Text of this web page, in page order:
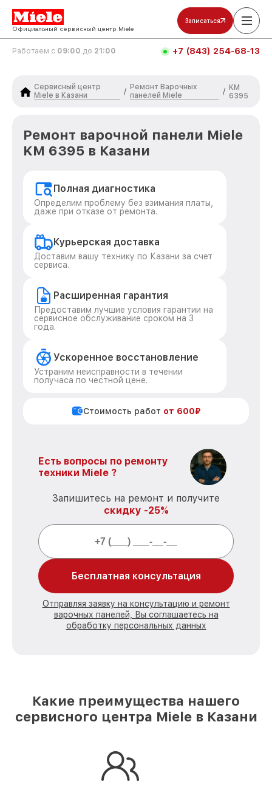
Официальный сервисный центр Miele
Записаться
Работаем с 09:00 до 21:00 +7 (843) 254-68-13
Сервисный центр
Miele в Казани
/
Ремонт Варочных
панелей Miele
/ KM
6395
Ремонт варочной панели Miele
KM 6395 в Казани
Полная диагностика
Определим проблему без взимания платы,
даже при отказе от ремонта.
Курьерская доставка
Доставим вашу технику по Казани за счет
сервиса.
Расширенная гарантия
Предоставим лучшие условия гарантии на
сервисное обслуживание сроком на 3
года.
Ускоренное восстановление
Устраним неисправности в течении
получаса по честной цене.
Стоимость работ от 600₽
Есть вопросы по ремонту
техники Miele ?
Запишитесь на ремонт и получите
скидку -25%
Бесплатная консультация
Отправляя заявку на консультацию и ремонт
варочных панелей, Вы соглашаетесь на
обработку персональных данных
Какие преимущества нашего
сервисного центра Miele в Казани